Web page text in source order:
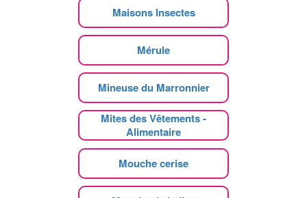
Maisons Insectes
Mérule
Mineuse du Marronnier
Mites des Vêtements -
Alimentaire
Mouche cerise